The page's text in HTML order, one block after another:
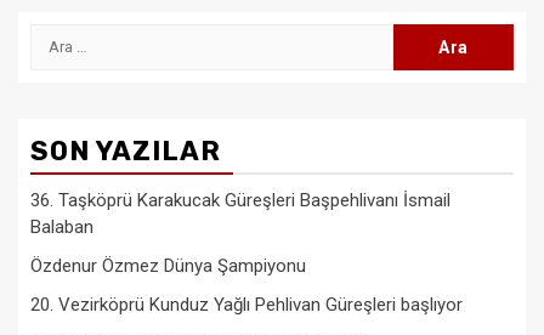
Arama:
SON YAZILAR
36. Taşköprü Karakucak Güreşleri Başpehlivanı İsmail
Balaban
Özdenur Özmez Dünya Şampiyonu
20. Vezirköprü Kunduz Yağlı Pehlivan Güreşleri başlıyor